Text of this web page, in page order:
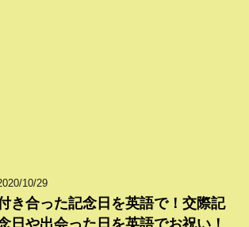
10/29
き合った記念日を英語で！交際記
日や出会った日を英語でお祝い！